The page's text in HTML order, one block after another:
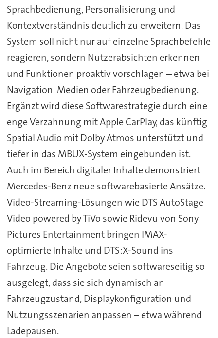
Sprachbedienung, Personalisierung und
Kontextverständnis deutlich zu erweitern. Das
System soll nicht nur auf einzelne Sprachbefehle
reagieren, sondern Nutzerabsichten erkennen
und Funktionen proaktiv vorschlagen – etwa bei
Navigation, Medien oder Fahrzeugbedienung.
Ergänzt wird diese Softwarestrategie durch eine
enge Verzahnung mit Apple CarPlay, das künftig
Spatial Audio mit Dolby Atmos unterstützt und
tiefer in das MBUX-System eingebunden ist.
Auch im Bereich digitaler Inhalte demonstriert
Mercedes-Benz neue softwarebasierte Ansätze.
Video-Streaming-Lösungen wie DTS AutoStage
Video powered by TiVo sowie Ridevu von Sony
Pictures Entertainment bringen IMAX-
optimierte Inhalte und DTS:X-Sound ins
Fahrzeug. Die Angebote seien softwareseitig so
ausgelegt, dass sie sich dynamisch an
Fahrzeugzustand, Displaykonfiguration und
Nutzungsszenarien anpassen – etwa während
Ladepausen.